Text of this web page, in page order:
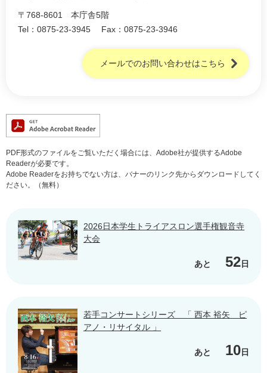
〒768-8601
本庁舎5階
Tel：0875-23-3945
Fax：0875-23-3946
メールでのお問い合わせはこちら
PDF形式のファイルをご覧いただく場合には、Adobe社が提供するAdobe
Readerが必要です。
Adobe Readerをお持ちでない方は、バナーのリンク先からダウンロードしてく
ださい。（無料）
2026日本学生トライアスロン選手権観音寺
大会
あと 52日
若手コンサートシリーズ 「 西本 裕矢 ピ
アノ・リサイタル 」
あと 10日